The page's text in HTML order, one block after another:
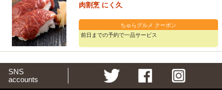
肉割烹 にく久
ちゅらグルメ クーポン
前日までの予約で一品サービス
SNS
accounts